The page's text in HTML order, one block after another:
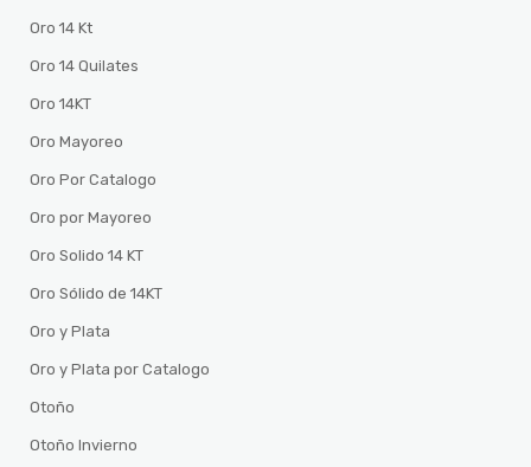
Oro 14 Kt
Oro 14 Quilates
Oro 14KT
Oro Mayoreo
Oro Por Catalogo
Oro por Mayoreo
Oro Solido 14 KT
Oro Sólido de 14KT
Oro y Plata
Oro y Plata por Catalogo
Otoño
Otoño Invierno